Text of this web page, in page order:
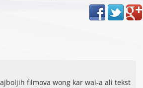
filmova wong kar wai-a ali tekst